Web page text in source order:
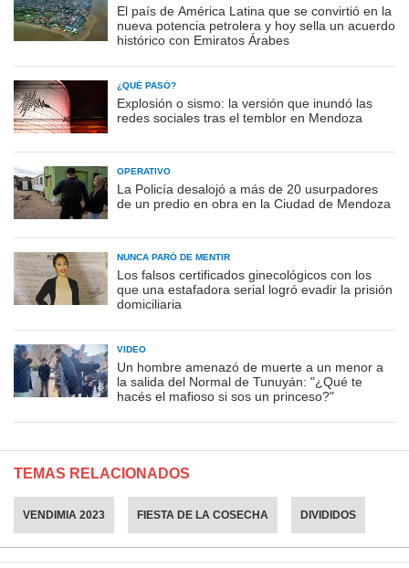
El país de América Latina que se convirtió en la
nueva potencia petrolera y hoy sella un acuerdo
histórico con Emiratos Árabes
¿QUÉ PASÓ?
Explosión o sismo: la versión que inundó las
redes sociales tras el temblor en Mendoza
OPERATIVO
La Policía desalojó a más de 20 usurpadores
de un predio en obra en la Ciudad de Mendoza
NUNCA PARÓ DE MENTIR
Los falsos certificados ginecológicos con los
que una estafadora serial logró evadir la prisión
domiciliaria
VIDEO
Un hombre amenazó de muerte a un menor a
la salida del Normal de Tunuyán: "¿Qué te
hacés el mafioso si sos un princeso?"
TEMAS RELACIONADOS
VENDIMIA 2023 FIESTA DE LA COSECHA DIVIDIDOS